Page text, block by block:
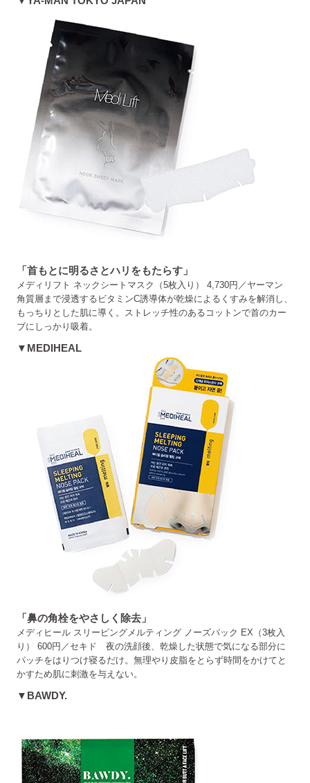
「首もとに明るさとハリをもたらす」
メディリフト ネックシートマスク（5枚入り） 4,730円／ヤーマン
角質層まで浸透するビタミンC誘導体が乾燥によるくすみを解消し、
もっちりとした肌に導く。ストレッチ性のあるコットンで首のカー
ブにしっかり吸着。
▼MEDIHEAL
「鼻の角栓をやさしく除去」
メディヒール スリーピングメルティング ノーズパック EX（3枚入
り） 600円／セキド 夜の洗顔後、乾燥した状態で気になる部分に
パッチをはりつけ寝るだけ。無理やり皮脂をとらず時間をかけてと
かすため肌に刺激を与えない。
▼BAWDY.